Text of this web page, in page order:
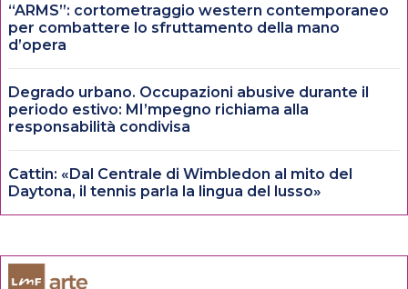
“ARMS”: cortometraggio western contemporaneo
per combattere lo sfruttamento della mano
d’opera
Degrado urbano. Occupazioni abusive durante il
periodo estivo: MI’mpegno richiama alla
responsabilità condivisa
Cattin: «Dal Centrale di Wimbledon al mito del
Daytona, il tennis parla la lingua del lusso»